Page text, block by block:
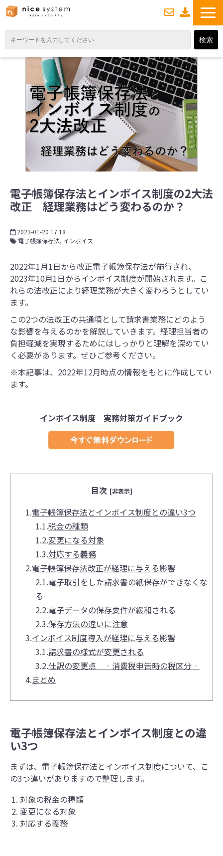
TOP
サービス紹介
業務DXソリューション
業務から探す
業務のお悩みスッキリ通信
よくあるご質問
電子帳簿保存法とインボイス制度の2大法
改正 経理業務はどう変わるのか？
2023-01-20 17:18
電子帳簿保存法 インボイス
2022年1月1日から改正電子帳簿保存法が施行され、
2023年10月1日からインボイス制度が開始されます。こ
れらの法改正により経理業務が大きく変わろうとしてい
ます。
この2つの法改正の共通項として請求書業務にどのよう
な影響を与えるのかを解説していきます。経理担当者の
負担軽減を実現するためにはしっかりと理解を深めてい
く必要があります。ぜひご参考ください。
※本記事は、2022年12月時点の情報をもとに作成してい
ます。
インボイス制度 実務対策ガイドブック
目次 [非表示]
1.電子帳簿保存法とインボイス制度との違い3つ
1.1.税金の種類
1.2.変更になる対象
1.3.対応する義務
2.電子帳簿保存法改正が経理に与える影響
2.1.電子取引をした請求書の紙保存ができなくな
る
2.2.電子データの保存要件が緩和される
2.3.保存方法の違いに注意
3.インボイス制度導入が経理に与える影響
3.1.請求書の様式が変更される
3.2.仕訳の変更点 ‐消費税申告時の税区分‐
4.まとめ
電子帳簿保存法とインボイス制度との違
い3つ
まずは、電子帳簿保存法とインボイス制度について、こ
の3つ違いがありますので整理します。
対象の税金の種類
変更になる対象
対応する義務